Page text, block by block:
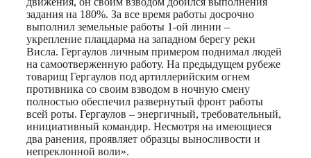
задания на 180%. За все время работы досрочно
выполнил земельные работы 1-ой линии –
укрепление плацдарма на западном берегу реки
Висла. Гергаулов личным примером поднимал людей
на самоотверженную работу. На предыдущем рубеже
товарищ Гергаулов под артиллерийским огнем
противника со своим взводом в ночную смену
полностью обеспечил развернутый фронт работы
всей роты. Гергаулов – энергичный, требовательный,
инициативный командир. Несмотря на имеющиеся
два ранения, проявляет образцы выносливости и
непреклонной воли».